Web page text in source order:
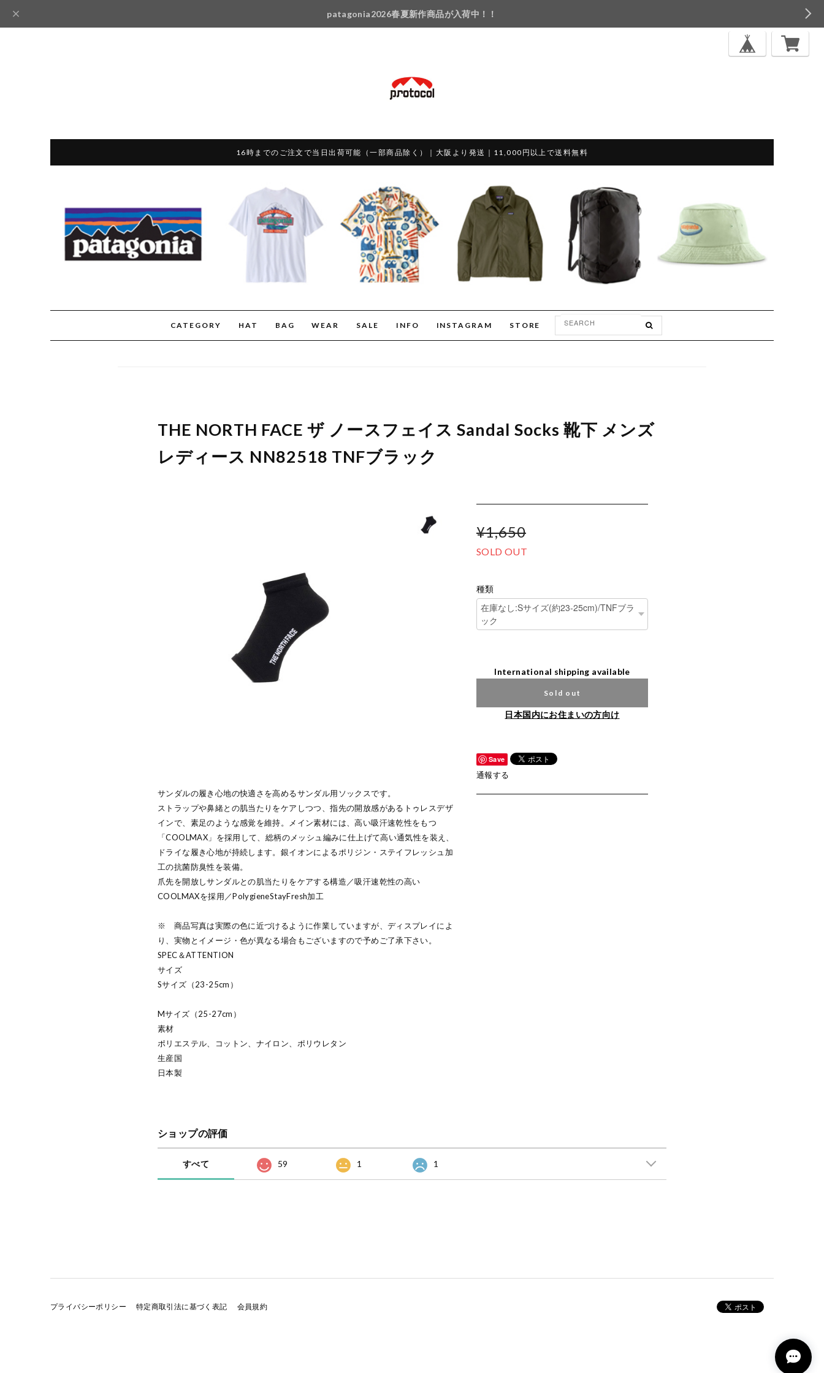
patagonia2026春夏新作商品が入荷中！！
16時までのご注文で当日出荷可能（一部商品除く）｜大阪より発送｜11,000円以上で送料無料
CATEGORY HAT BAG WEAR SALE INFO INSTAGRAM STORE
THE NORTH FACE ザ ノースフェイス Sandal Socks 靴下 メンズ
レディース NN82518 TNFブラック
サンダルの履き心地の快適さを高めるサンダル用ソックスです。
ストラップや鼻緒との肌当たりをケアしつつ、指先の開放感があるトゥレスデザ
インで、素足のような感覚を維持。メイン素材には、高い吸汗速乾性をもつ
「COOLMAX」を採用して、総柄のメッシュ編みに仕上げて高い通気性を装え、
ドライな履き心地が持続します。銀イオンによるポリジン・ステイフレッシュ加
工の抗菌防臭性を装備。
爪先を開放しサンダルとの肌当たりをケアする構造／吸汗速乾性の高い
COOLMAXを採用／PolygieneStayFresh加工
※ 商品写真は実際の色に近づけるように作業していますが、ディスプレイによ
り、実物とイメージ・色が異なる場合もございますので予めご了承下さい。
SPEC＆ATTENTION
サイズ
Sサイズ（23-25cm）
Mサイズ（25-27cm）
素材
ポリエステル、コットン、ナイロン、ポリウレタン
生産国
日本製
¥1,650
SOLD OUT
種類
International shipping available
Sold out
日本国内にお住まいの方向け
Save
通報する
ショップの評価
すべて 59 1 1
プライバシーポリシー 特定商取引法に基づく表記 会員規約